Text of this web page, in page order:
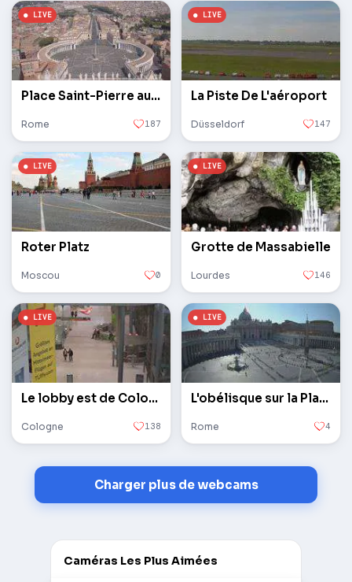
Place Saint-Pierre au Vatican
Rome 187
La Piste De L'aéroport
Düsseldorf 147
Roter Platz
Moscou 0
Grotte de Massabielle
Lourdes 146
Le lobby est de Cologne / Bonn
Cologne 138
L'obélisque sur la Place Saint-Pierre au Vatican
Rome 4
Charger plus de webcams
Caméras Les Plus Aimées